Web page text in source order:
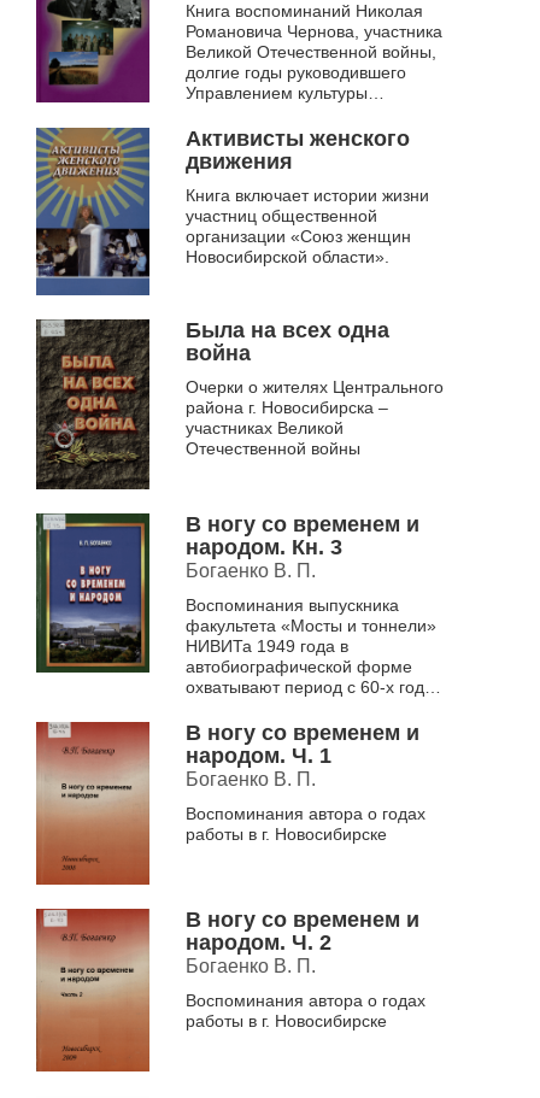
Книга воспоминаний Николая
Романовича Чернова, участника
Великой Отечественной войны,
долгие годы руководившего
Управлением культуры
Активисты женского
движения
Книга включает истории жизни
участниц общественной
организации «Союз женщин
Новосибирской области».
Была на всех одна
война
Очерки о жителях Центрального
района г. Новосибирска –
участниках Великой
Отечественной войны
В ногу со временем и
народом. Кн. 3
Богаенко В. П.
Воспоминания выпускника
факультета «Мосты и тоннели»
НИВИТа 1949 года в
автобиографической форме
охватывают период с 60-х годов
В ногу со временем и
народом. Ч. 1
Богаенко В. П.
Воспоминания автора о годах
работы в г. Новосибирске
В ногу со временем и
народом. Ч. 2
Богаенко В. П.
Воспоминания автора о годах
работы в г. Новосибирске